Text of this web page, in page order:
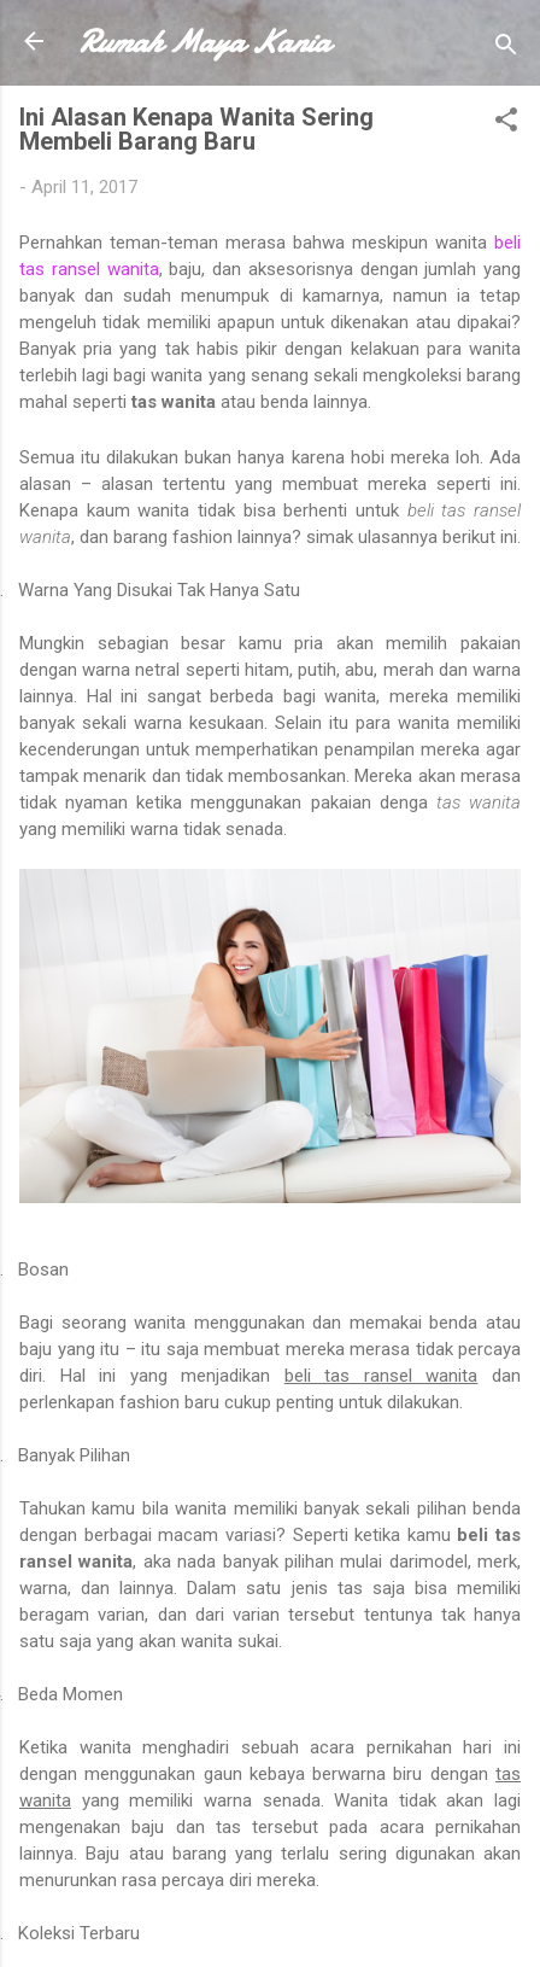
Skip to main content
Rumah Maya Kania
Ini Alasan Kenapa Wanita Sering
Membeli Barang Baru
- April 11, 2017
Pernahkan teman-teman merasa bahwa meskipun wanita beli
tas ransel wanita, baju, dan aksesorisnya dengan jumlah yang
banyak dan sudah menumpuk di kamarnya, namun ia tetap
mengeluh tidak memiliki apapun untuk dikenakan atau dipakai?
Banyak pria yang tak habis pikir dengan kelakuan para wanita
terlebih lagi bagi wanita yang senang sekali mengkoleksi barang
mahal seperti tas wanita atau benda lainnya.
Semua itu dilakukan bukan hanya karena hobi mereka loh. Ada
alasan – alasan tertentu yang membuat mereka seperti ini.
Kenapa kaum wanita tidak bisa berhenti untuk beli tas ransel
wanita, dan barang fashion lainnya? simak ulasannya berikut ini.
Warna Yang Disukai Tak Hanya Satu
Mungkin sebagian besar kamu pria akan memilih pakaian
dengan warna netral seperti hitam, putih, abu, merah dan warna
lainnya. Hal ini sangat berbeda bagi wanita, mereka memiliki
banyak sekali warna kesukaan. Selain itu para wanita memiliki
kecenderungan untuk memperhatikan penampilan mereka agar
tampak menarik dan tidak membosankan. Mereka akan merasa
tidak nyaman ketika menggunakan pakaian denga tas wanita
yang memiliki warna tidak senada.
Bosan
Bagi seorang wanita menggunakan dan memakai benda atau
baju yang itu – itu saja membuat mereka merasa tidak percaya
diri. Hal ini yang menjadikan
beli tas ransel wanita dan
perlenkapan fashion baru cukup penting untuk dilakukan.
Banyak Pilihan
Tahukan kamu bila wanita memiliki banyak sekali pilihan benda
dengan berbagai macam variasi? Seperti ketika kamu beli tas
ransel wanita, aka nada banyak pilihan mulai darimodel, merk,
warna, dan lainnya. Dalam satu jenis tas saja bisa memiliki
beragam varian, dan dari varian tersebut tentunya tak hanya
satu saja yang akan wanita sukai.
Beda Momen
Ketika wanita menghadiri sebuah acara pernikahan hari ini
dengan menggunakan gaun kebaya berwarna biru dengan tas
wanita yang memiliki warna senada. Wanita tidak akan lagi
mengenakan baju dan tas tersebut pada acara pernikahan
lainnya. Baju atau barang yang terlalu sering digunakan akan
menurunkan rasa percaya diri mereka.
Koleksi Terbaru